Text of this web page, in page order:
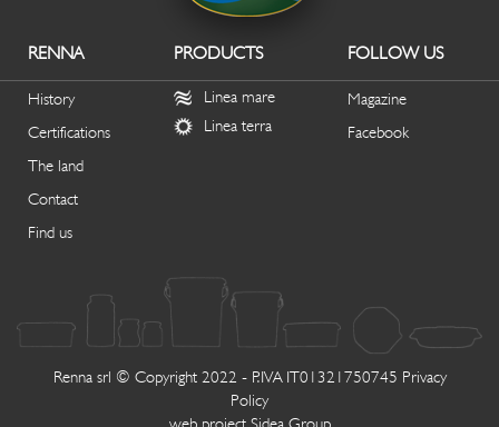
RENNA
History
Certifications
The land
Contact
Find us
PRODUCTS
Linea mare
Linea terra
FOLLOW US
Magazine
Facebook
Renna srl © Copyright 2022 - P.IVA IT01321750745 Privacy
Policy